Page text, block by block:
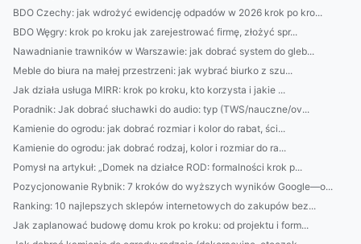
BDO Czechy: jak wdrożyć ewidencję odpadów w 2026 krok po kro...
BDO Węgry: krok po kroku jak zarejestrować firmę, złożyć spr...
Nawadnianie trawników w Warszawie: jak dobrać system do gleb...
Meble do biura na małej przestrzeni: jak wybrać biurko z szu...
Jak działa usługa MIRR: krok po kroku, kto korzysta i jakie ...
Poradnik: Jak dobrać słuchawki do audio: typ (TWS/nauczne/ov...
Kamienie do ogrodu: jak dobrać rozmiar i kolor do rabat, ści...
Kamienie do ogrodu: jak dobrać rodzaj, kolor i rozmiar do ra...
Pomysł na artykuł: „Domek na działce ROD: formalności krok p...
Pozycjonowanie Rybnik: 7 kroków do wyższych wyników Google—o...
Ranking: 10 najlepszych sklepów internetowych do zakupów bez...
Jak zaplanować budowę domu krok po kroku: od projektu i form...